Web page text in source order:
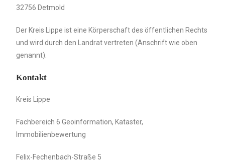
32756 Detmold
Der Kreis Lippe ist eine Körperschaft des öffentlichen Rechts
und wird durch den Landrat vertreten (Anschrift wie oben
genannt).
Kontakt
Kreis Lippe
Fachbereich 6 Geoinformation, Kataster,
Immobilienbewertung
Felix-Fechenbach-Straße 5